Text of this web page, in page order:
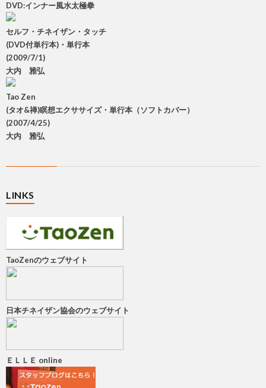
DVD:インナー風水太極拳
セルフ・チネイザン・タッチ
(DVD付単行本)・単行本
(2009/7/1)
大内 雅弘
Tao Zen
(タオ&禅)瞑想エクササイズ・単行本（ソフトカバー）
(2007/4/25)
大内 雅弘
LINKS
TaoZenのウェブサイト
日本チネイザン協会のウェブサイト
ＥＬＬＥ online